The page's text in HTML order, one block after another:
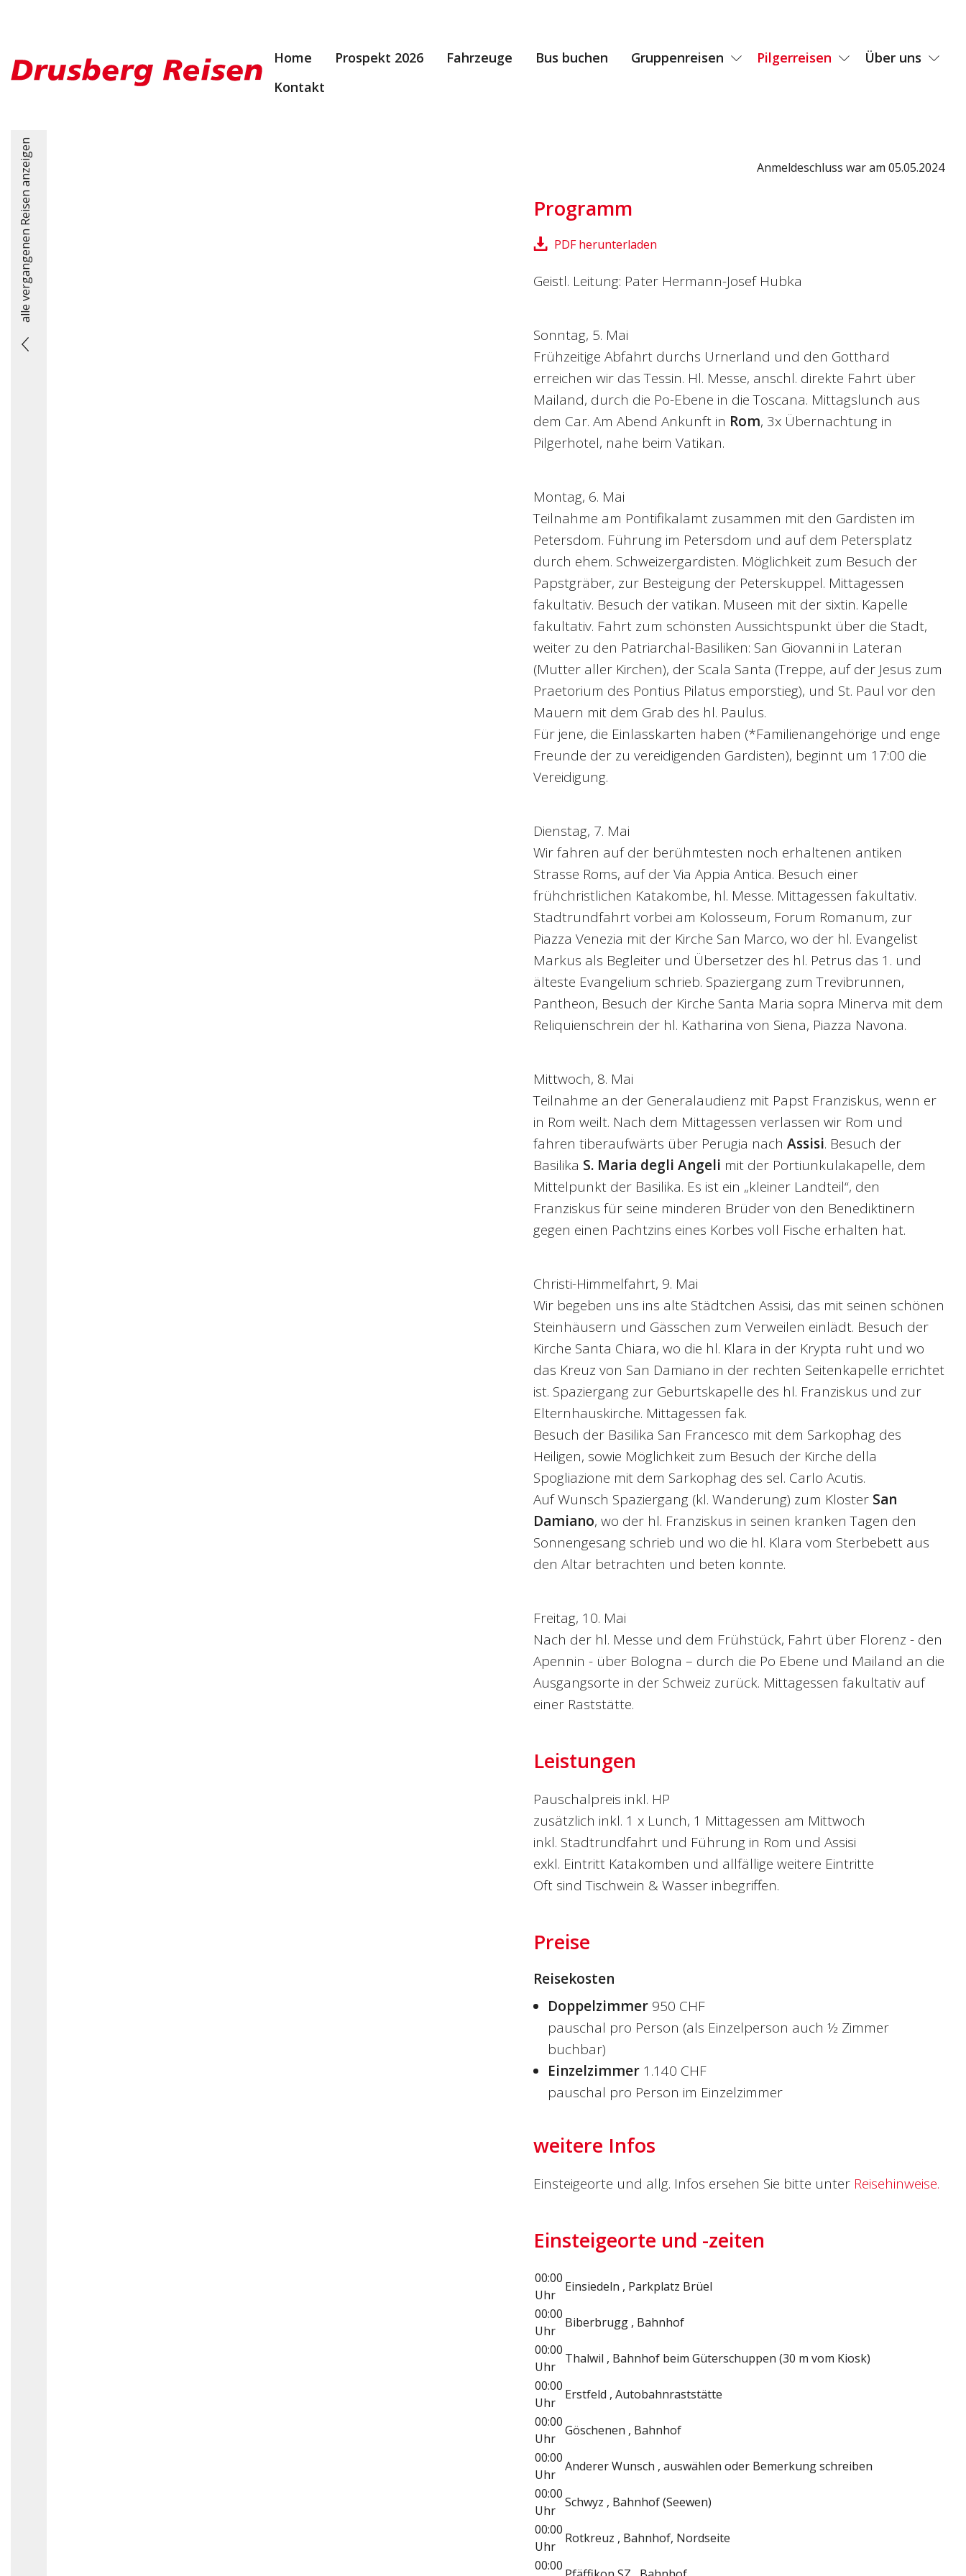
Home Prospekt 2026 Fahrzeuge Bus buchen Gruppenreisen Pilgerreisen
Über uns
Kontakt
alle vergangenen Reisen anzeigen Anmeldeschluss war am 05.05.2024
Programm
PDF herunterladen
Geistl. Leitung: Pater Hermann-Josef Hubka
Sonntag, 5. Mai
Frühzeitige Abfahrt durchs Urnerland und den Gotthard
erreichen wir das Tessin. Hl. Messe, anschl. direkte Fahrt über
Mailand, durch die Po-Ebene in die Toscana. Mittagslunch aus
dem Car. Am Abend Ankunft in Rom, 3x Übernachtung in
Pilgerhotel, nahe beim Vatikan.
Montag, 6. Mai
Teilnahme am Pontifikalamt zusammen mit den Gardisten im
Petersdom. Führung im Petersdom und auf dem Petersplatz
durch ehem. Schweizergardisten. Möglichkeit zum Besuch der
Papstgräber, zur Besteigung der Peterskuppel. Mittagessen
fakultativ. Besuch der vatikan. Museen mit der sixtin. Kapelle
fakultativ. Fahrt zum schönsten Aussichtspunkt über die Stadt,
weiter zu den Patriarchal-Basiliken: San Giovanni in Lateran
(Mutter aller Kirchen), der Scala Santa (Treppe, auf der Jesus zum
Praetorium des Pontius Pilatus emporstieg), und St. Paul vor den
Mauern mit dem Grab des hl. Paulus.
Für jene, die Einlasskarten haben (*Familienangehörige und enge
Freunde der zu vereidigenden Gardisten), beginnt um 17:00 die
Vereidigung.
Dienstag, 7. Mai
Wir fahren auf der berühmtesten noch erhaltenen antiken
Strasse Roms, auf der Via Appia Antica. Besuch einer
frühchristlichen Katakombe, hl. Messe. Mittagessen fakultativ.
Stadtrundfahrt vorbei am Kolosseum, Forum Romanum, zur
Piazza Venezia mit der Kirche San Marco, wo der hl. Evangelist
Markus als Begleiter und Übersetzer des hl. Petrus das 1. und
älteste Evangelium schrieb. Spaziergang zum Trevibrunnen,
Pantheon, Besuch der Kirche Santa Maria sopra Minerva mit dem
Reliquienschrein der hl. Katharina von Siena, Piazza Navona.
Mittwoch, 8. Mai
Teilnahme an der Generalaudienz mit Papst Franziskus, wenn er
in Rom weilt. Nach dem Mittagessen verlassen wir Rom und
fahren tiberaufwärts über Perugia nach Assisi. Besuch der
Basilika S. Maria degli Angeli mit der Portiunkulakapelle, dem
Mittelpunkt der Basilika. Es ist ein „kleiner Landteil“, den
Franziskus für seine minderen Brüder von den Benediktinern
gegen einen Pachtzins eines Korbes voll Fische erhalten hat.
Christi-Himmelfahrt, 9. Mai
Wir begeben uns ins alte Städtchen Assisi, das mit seinen schönen
Steinhäusern und Gässchen zum Verweilen einlädt. Besuch der
Kirche Santa Chiara, wo die hl. Klara in der Krypta ruht und wo
das Kreuz von San Damiano in der rechten Seitenkapelle errichtet
ist. Spaziergang zur Geburtskapelle des hl. Franziskus und zur
Elternhauskirche. Mittagessen fak.
Besuch der Basilika San Francesco mit dem Sarkophag des
Heiligen, sowie Möglichkeit zum Besuch der Kirche della
Spogliazione mit dem Sarkophag des sel. Carlo Acutis.
Auf Wunsch Spaziergang (kl. Wanderung) zum KlosterSan
Damiano, wo der hl. Franziskus in seinen kranken Tagen den
Sonnengesang schrieb und wo die hl. Klara vom Sterbebett aus
den Altar betrachten und beten konnte.
Freitag, 10. Mai
Nach der hl. Messe und dem Frühstück, Fahrt über Florenz - den
Apennin - über Bologna – durch die Po Ebene und Mailand an die
Ausgangsorte in der Schweiz zurück. Mittagessen fakultativ auf
einer Raststätte.
Leistungen
Pauschalpreis inkl. HP
zusätzlich inkl. 1 x Lunch, 1 Mittagessen am Mittwoch
inkl. Stadtrundfahrt und Führung in Rom und Assisi
exkl. Eintritt Katakomben und allfällige weitere Eintritte
Oft sind Tischwein & Wasser inbegriffen.
Preise
Reisekosten
Doppelzimmer 950 CHF
pauschal pro Person (als Einzelperson auch ½ Zimmer
buchbar)
Einzelzimmer 1.140 CHF
pauschal pro Person im Einzelzimmer
weitere Infos
Einsteigeorte und allg. Infos ersehen Sie bitte unter Reisehinweise.
Einsteigeorte und -zeiten
00:00
Uhr
Einsiedeln , Parkplatz Brüel
00:00
Uhr
Biberbrugg , Bahnhof
00:00
Uhr
Thalwil , Bahnhof beim Güterschuppen (30 m vom Kiosk)
00:00
Uhr
Erstfeld , Autobahnraststätte
00:00
Uhr
Göschenen , Bahnhof
00:00
Uhr
Anderer Wunsch , auswählen oder Bemerkung schreiben
00:00
Uhr
Schwyz , Bahnhof (Seewen)
00:00
Uhr
Rotkreuz , Bahnhof, Nordseite
00:00